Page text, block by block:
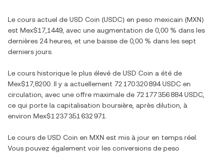
Le cours actuel de USD Coin (USDC) en peso mexicain (MXN)
est Mex$17,1449 , avec une augmentation de 0,00 % dans les
dernières 24 heures, et une baisse de 0,00 % dans les sept
derniers jours.
Le cours historique le plus élevé de USD Coin a été de
Mex$17,8200 . Il y a actuellement 72 170 320 894 USDC en
circulation, avec une offre maximale de 72 177 356 884 USDC
ce qui porte la capitalisation boursière, après dilution, à
environ Mex$1 237 351 632 971
Le cours de USD Coin en MXN est mis à jour en temps réel.
Vous pouvez également voir les conversions de peso